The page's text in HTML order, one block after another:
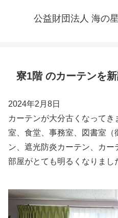
公益財団法人 海の
寮1階 のカーテンを
2024年2月8日
カーテンが大分古くなって
室、食堂、事務室、図書室（
ン、遮光防炎カーテン、カー
部屋がとても明るくなりまし